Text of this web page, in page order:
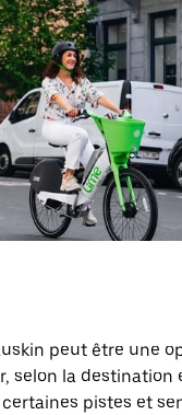
peut être une
selon la destination
pistes et